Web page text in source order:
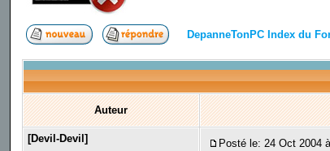
DepanneTonPC Index du
Auteur
[Devil-Devil] Posté le: 24 Oct 2004